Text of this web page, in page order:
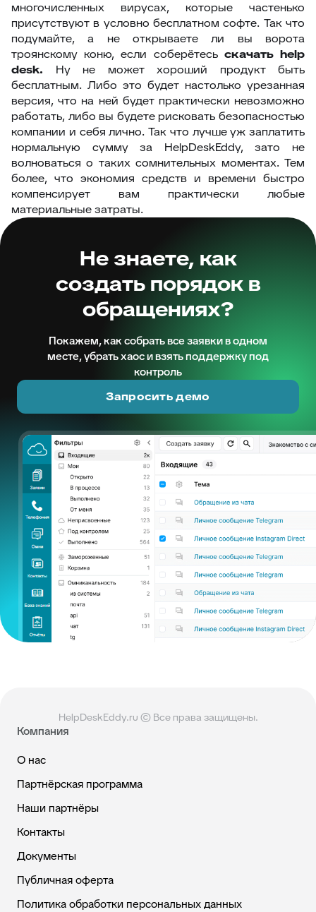
многочисленных вирусах, которые частенько
присутствуют в условно бесплатном софте. Так что
подумайте, а не открываете ли вы ворота
троянскому коню, если соберётесь скачать help
desk. Ну не может хороший продукт быть
бесплатным. Либо это будет настолько урезанная
версия, что на ней будет практически невозможно
работать, либо вы будете рисковать безопасностью
компании и себя лично. Так что лучше уж заплатить
нормальную сумму за HelpDeskEddy, зато не
волноваться о таких сомнительных моментах. Тем
более, что экономия средств и времени быстро
компенсирует вам практически любые
материальные затраты.
Не знаете, как
создать порядок в
обращениях?
Покажем, как собрать все заявки в одном
месте, убрать хаос и взять поддержку под
контроль
Запросить демо
HelpDeskEddy.ru © Все права защищены.
Компания
О нас
Партнёрская программа
Наши партнёры
Контакты
Документы
Публичная оферта
Политика обработки персональных данных